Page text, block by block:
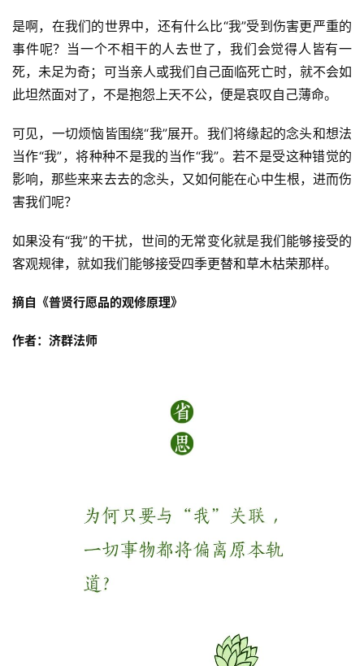
讯
八
僧
是啊，在我们的世界中，还有什么比“我”受到伤害更严重的
事件呢？当一个不相干的人去世了，我们会觉得人皆有一
死，未足为奇；可当亲人或我们自己面临死亡时，就不会如
此坦然面对了，不是抱怨上天不公，便是哀叹自己薄命。
可见，一切烦恼皆围绕“我”展开。我们将缘起的念头和想法
当作“我”，将种种不是我的当作“我”。若不是受这种错觉的
影响，那些来来去去的念头，又如何能在心中生根，进而伤
害我们呢？
如果没有“我”的干扰，世间的无常变化就是我们能够接受的
客观规律，就如我们能够接受四季更替和草木枯荣那样。
摘自《普贤行愿品的观修原理》
作者：济群法师